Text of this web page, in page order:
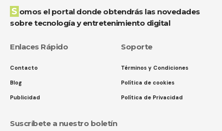
Somos el portal donde obtendrás las novedades
sobre tecnología y entretenimiento digital
Enlaces Rápido
Contacto
Blog
Publicidad
Soporte
Términos y Condiciones
Política de cookies
Política de Privacidad
Suscríbete a nuestro boletín